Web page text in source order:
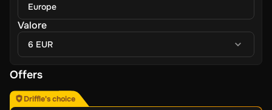
Europe
Valore
6 EUR
Offers
Driffle's choice